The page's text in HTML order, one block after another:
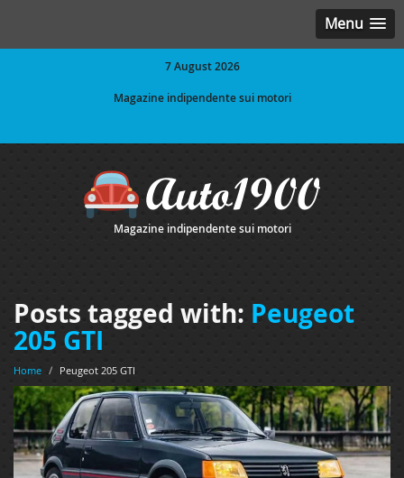
Menu
7 August 2026
Magazine indipendente sui motori
Magazine indipendente sui motori
Posts tagged with: Peugeot
205 GTI
Home / Peugeot 205 GTI